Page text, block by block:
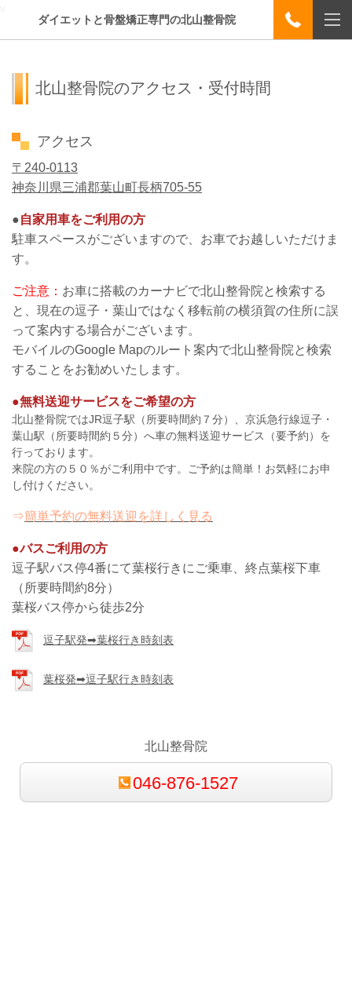
ダイエットと骨盤矯正専門の北山整骨院
北山整骨院のアクセス・受付時間
アクセス
〒240-0113
神奈川県三浦郡葉山町長柄705-55
●自家用車をご利用の方
駐車スペースがございますので、お車でお越しいただけま
す。
ご注意： お車に搭載のカーナビで北山整骨院と検索する
と、現在の逗子・葉山ではなく移転前の横須賀の住所に誤
って案内する場合がございます。
モバイルのGoogle Mapのルート案内で北山整骨院と検索
することをお勧めいたします。
●無料送迎サービスをご希望の方
北山整骨院ではJR逗子駅（所要時間約７分）、京浜急行線逗子・
葉山駅（所要時間約５分）へ車の無料送迎サービス（要予約）を
行っております。
来院の方の５０％がご利用中です。
ご予約は簡単！ お気軽にお申
し付けください。
⇒簡単予約の無料送迎を詳しく見る
●バスご利用の方
逗子駅バス停4番にて葉桜行きにご乗車、終点葉桜下車
（所要時間約8分）
葉桜バス停から徒歩2分
逗子駅発➡葉桜行き時刻表
葉桜発➡逗子駅行き時刻表
北山整骨院
046-876-1527